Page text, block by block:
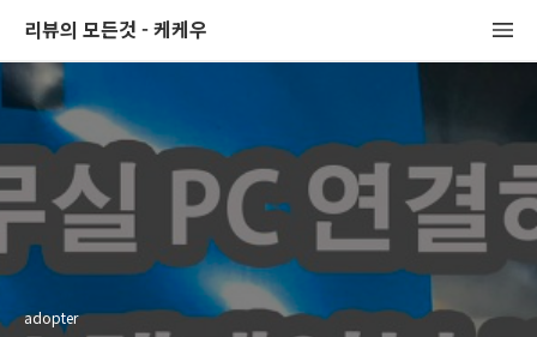
리뷰의 모든것 - 케케우
adopter